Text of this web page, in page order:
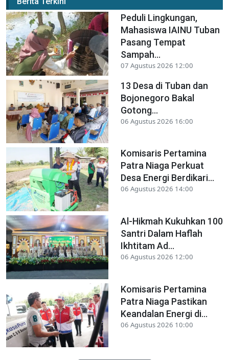
Peduli Lingkungan,
Mahasiswa IAINU Tuban
Pasang Tempat
Sampah...
07 Agustus 2026 12:00
13 Desa di Tuban dan
Bojonegoro Bakal
Gotong...
06 Agustus 2026 16:00
Komisaris Pertamina
Patra Niaga Perkuat
Desa Energi Berdikari...
06 Agustus 2026 14:00
Al-Hikmah Kukuhkan 100
Santri Dalam Haflah
Ikhtitam Ad...
06 Agustus 2026 12:00
Komisaris Pertamina
Patra Niaga Pastikan
Keandalan Energi di...
06 Agustus 2026 10:00